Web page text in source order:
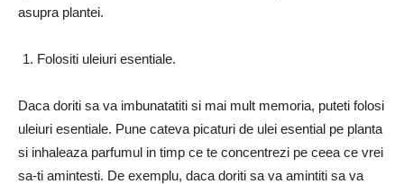
asupra plantei.
Folositi uleiuri esentiale.
Daca doriti sa va imbunatatiti si mai mult memoria, puteti folosi
uleiuri esentiale. Pune cateva picaturi de ulei esential pe planta
si inhaleaza parfumul in timp ce te concentrezi pe ceea ce vrei
sa-ti amintesti. De exemplu, daca doriti sa va amintiti sa va